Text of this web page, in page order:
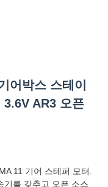
어박스 스테이
AR3 오픈
11 기어 스테퍼 모터.
기를 갖추고 오픈 소스